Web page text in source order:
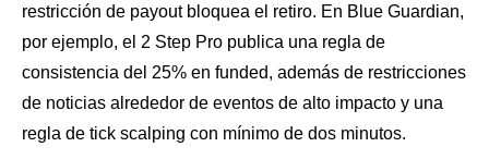
restricción de payout bloquea el retiro. En Blue Guardian,
por ejemplo, el 2 Step Pro publica una regla de
consistencia del 25% en funded, además de restricciones
de noticias alrededor de eventos de alto impacto y una
regla de tick scalping con mínimo de dos minutos.